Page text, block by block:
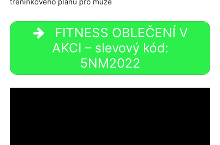
FITNESS OBLEČENÍ V
AKCI – slevový kód:
5NM2022